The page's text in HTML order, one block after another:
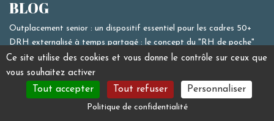
BLOG
Outplacement senior : un dispositif essentiel pour les cadres 50+
DRH externalisé à temps partagé : le concept du "RH de poche"
pour les dirigeants de PME, ETI et Start up.
Comment attirer les meilleurs profils cadres en Normandie ?
RÉSEAUX
Ce site utilise des cookies et vous donne le contrôle sur ceux que
vous souhaitez activer
Tout accepter Tout refuser Personnaliser
Politique de confidentialité